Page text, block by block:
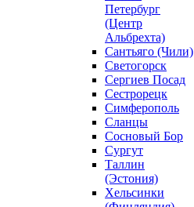
Петербург
(Центр
Альбрехта)
Сантьяго (Чили)
Светогорск
Сергиев Посад
Сестрорецк
Симферополь
Сланцы
Сосновый Бор
Сургут
Таллин
(Эстония)
Хельсинки